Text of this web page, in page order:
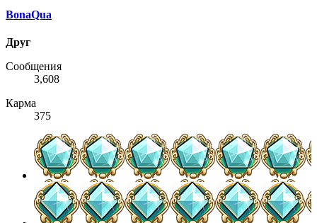
BonaQua
Друг
Сообщения
3,608
Карма
375